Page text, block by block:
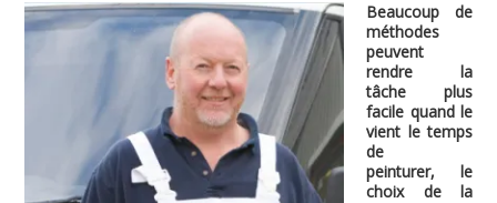
Beaucoup de
méthodes
peuvent
rendre la
tâche plus
facile quand le
vient le temps
de
peinturer,
le
choix de la